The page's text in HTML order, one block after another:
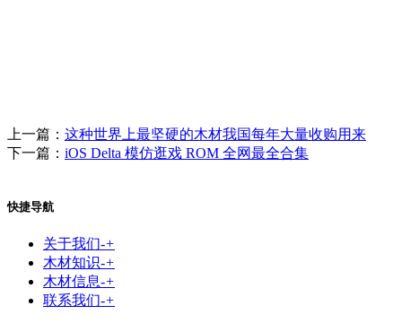
上一篇： 这种世界上最坚硬的木材我国每年大量收购用来
下一篇： iOS Delta 模仿逛戏 ROM 全网最全合集
快捷导航
关于我们-+
木材知识-+
木材信息-+
联系我们-+